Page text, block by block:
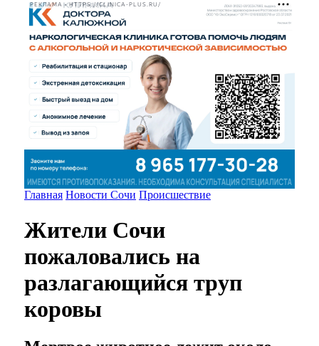
РЕКЛАМА • HTTPS://CLINICA-PLUS.RU/
Главная Новости Сочи Происшествие
Жители Сочи
пожаловались на
разлагающийся труп
коровы